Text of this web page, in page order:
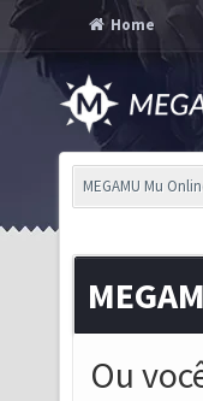
Home
MEGAMU Mu
Ou